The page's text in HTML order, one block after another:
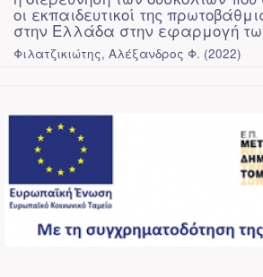
οι εκπαιδευτικοί της
στην Ελλάδα στην εφαρμογή
Φιλατζικιώτης, Αλέξανδρος Φ. (2022)